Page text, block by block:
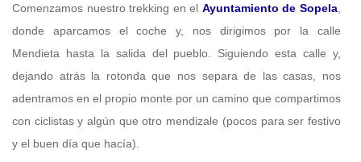
Comenzamos nuestro trekking en el Ayuntamiento de Sopela
donde aparcamos el coche y, nos dirigimos por la calle
Mendieta hasta la salida del pueblo. Siguiendo esta calle y,
dejando atrás la rotonda que nos separa de las casas, nos
adentramos en el propio monte por un camino que compartimos
con ciclistas y algún que otro mendizale (pocos para ser festivo
y el buen día que hacía).